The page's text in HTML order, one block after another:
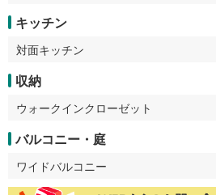
キッチン
対面キッチン
収納
ウォークインクローゼット
バルコニー・庭
ワイドバルコニー